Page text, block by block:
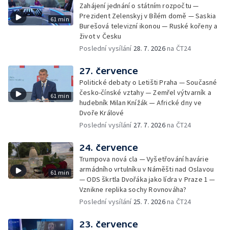
61 min
Zahájení jednání o státním rozpočtu —
Prezident Zelenskyj v Bílém domě — Saskia
Burešová televizní ikonou — Ruské kořeny a
život v Česku
Poslední vysílání 28. 7. 2026na ČT24
61 min
27. července
Politické debaty o Letišti Praha — Současné
česko-čínské vztahy — Zemřel výtvarník a
hudebník Milan Knížák — Africké dny ve
Dvoře Králové
Poslední vysílání 27. 7. 2026na ČT24
61 min
24. července
Trumpova nová cla — Vyšetřování havárie
armádního vrtulníku v Náměšti nad Oslavou
— ODS škrtla Dvořáka jako lídra v Praze 1 —
Vznikne replika sochy Rovnováha?
Poslední vysílání 25. 7. 2026na ČT24
23. července